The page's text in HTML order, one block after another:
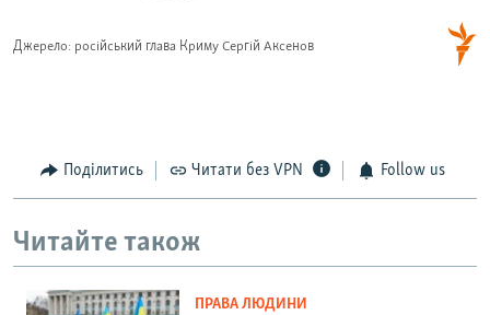
Поділитись Читати без VPN Follow us
Читайте також
ПРАВА ЛЮДИНИ